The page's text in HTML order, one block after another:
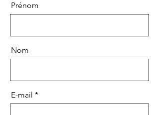
Prénom
Nom
E-mail